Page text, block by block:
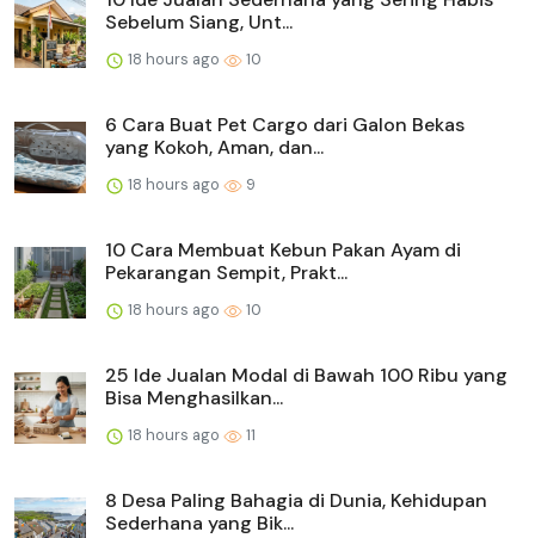
Sebelum Siang, Unt...
18 hours ago 10
6 Cara Buat Pet Cargo dari Galon Bekas
yang Kokoh, Aman, dan...
18 hours ago 9
10 Cara Membuat Kebun Pakan Ayam di
Pekarangan Sempit, Prakt...
18 hours ago 10
25 Ide Jualan Modal di Bawah 100 Ribu yang
Bisa Menghasilkan...
18 hours ago 11
8 Desa Paling Bahagia di Dunia, Kehidupan
Sederhana yang Bik...